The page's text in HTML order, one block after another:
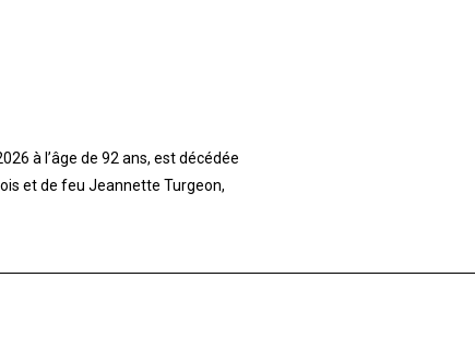
à l’âge de 92 ans, est décédée
et de feu Jeannette Turgeon,